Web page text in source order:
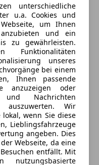
unterschiedliche
u.a. Cookies und
um Ihnen
und ein
zu gewährleisten.
Funktionalitäten
unseres
bei einem
Ihnen passende
anzuzeigen oder
und Nachrichten
Wir
wenn Sie diese
Lieblingsfahrzeuge
angeben. Dies
Webseite, da eine
entfällt. Mit
nutzungsbasierte